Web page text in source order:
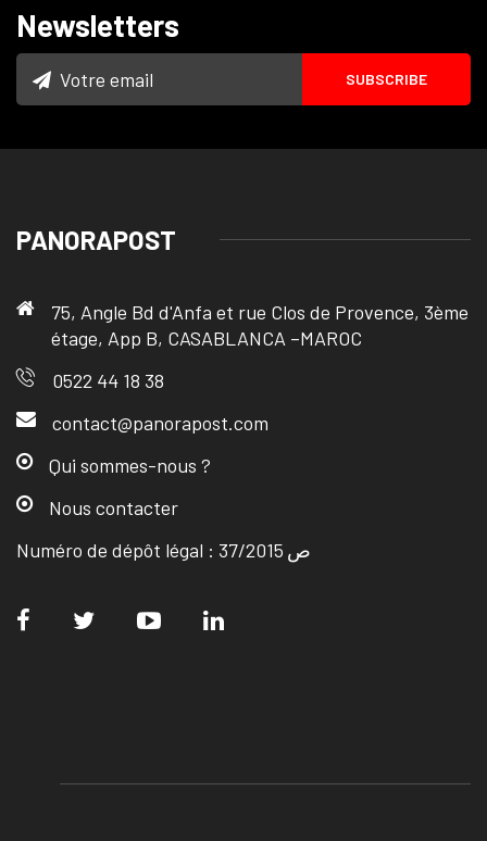
Newsletters
PANORAPOST
75, Angle Bd d'Anfa et rue Clos de Provence, 3ème
étage, App B, CASABLANCA –MAROC
0522 44 18 38
contact@panorapost.com
Qui sommes-nous ?
Nous contacter
Numéro de dépôt légal : ص 37/2015